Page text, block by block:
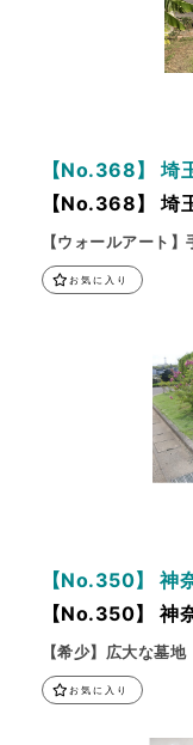
【No.368】 埼
【No.368】 埼
【ウォールアート
お気に入り
【No.350】 神
【No.350】 神
【希少】広大な墓地
お気に入り